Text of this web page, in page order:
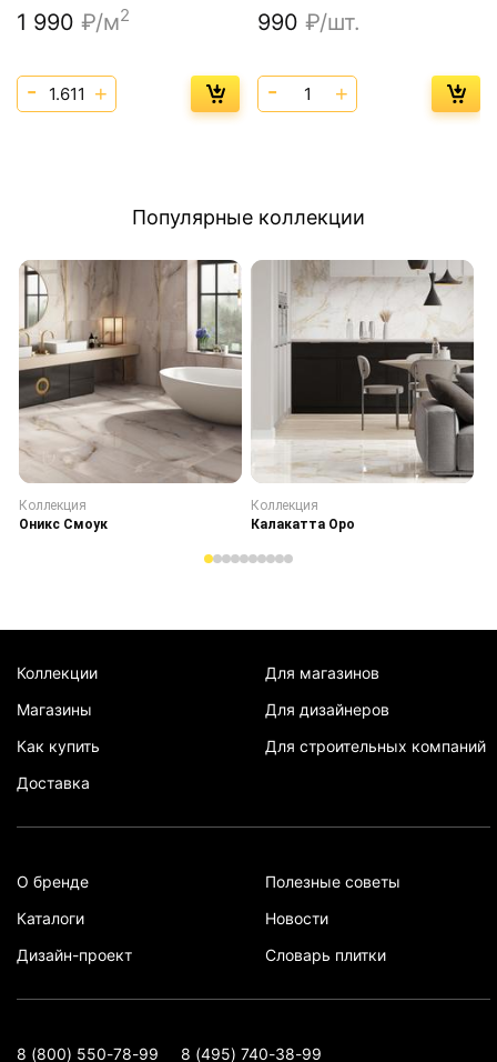
1 990 ₽/м2 990 ₽/шт.
Популярные коллекции
Коллекция
Оникс Смоук
Коллекция
Калакатта Оро
Коллекции
Магазины
Как купить
Доставка
Для магазинов
Для дизайнеров
Для строительных компаний
О бренде
Каталоги
Дизайн-проект
Полезные советы
Новости
Словарь плитки
8 (800) 550-78-99 8 (495) 740-38-99